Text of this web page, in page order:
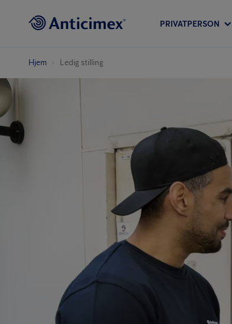
PRIVATPERSON
Hjem Ledig stilling